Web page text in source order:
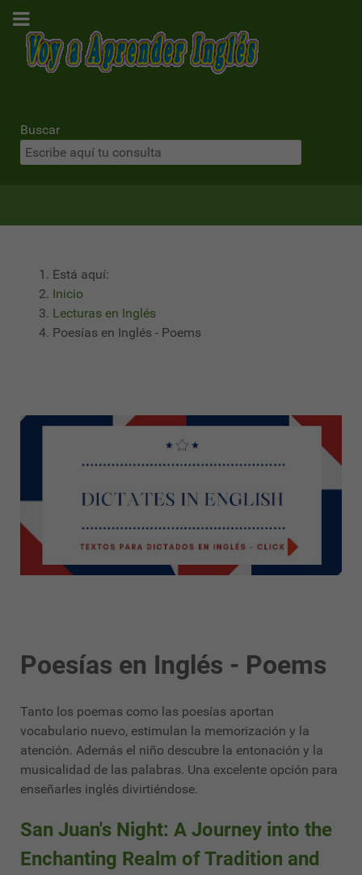
Buscar
Está aquí:
Inicio
Lecturas en Inglés
Poesías en Inglés - Poems
Poesías en Inglés - Poems
Tanto los poemas como las poesías aportan
vocabulario nuevo, estimulan la memorización y la
atención. Además el niño descubre la entonación y la
musicalidad de las palabras. Una excelente opción para
enseñarles inglés divirtiéndose.
San Juan's Night: A Journey into the
Enchanting Realm of Tradition and